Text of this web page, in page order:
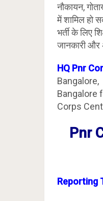
नौकायन,
में शामिल हो
भर्ती के लिए
जानकारी और
HQ Pnr
Bangalore
Corps
Pnr
Reporting